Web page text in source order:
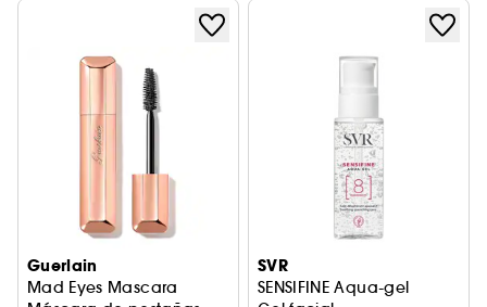
Guerlain
Mad Eyes Mascara
SVR
SENSIFINE Aqua-gel